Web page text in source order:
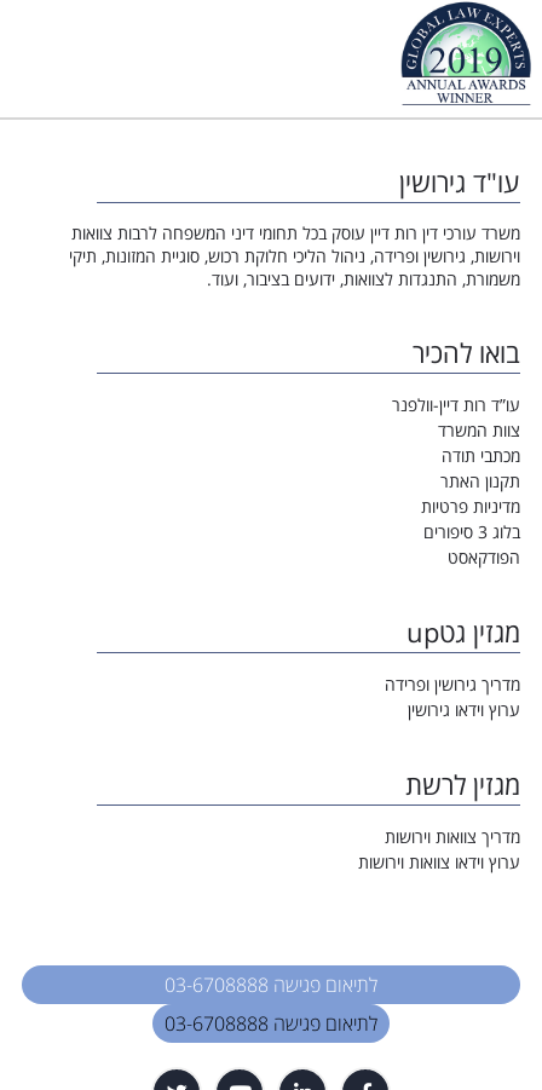
עו"ד גירושין
משרד עורכי דין רות דיין עוסק בכל תחומי דיני המשפחה לרבות צוואות
וירושות, גירושין ופרידה, ניהול הליכי חלוקת רכוש, סוגיית המזונות, תיקי
משמורת, התנגדות לצוואות, ידועים בציבור, ועוד.
בואו להכיר
עו”ד רות דיין-וולפנר
צוות המשרד
מכתבי תודה
תקנון האתר
מדיניות פרטיות
בלוג 3 סיפורים
הפודקאסט
מגזין גטup
מדריך גירושין ופרידה
ערוץ וידאו גירושין
מגזין לרשת
מדריך צוואות וירושות
ערוץ וידאו צוואות וירושות
לתיאום פגישה 03-6708888
לתיאום פגישה 03-6708888